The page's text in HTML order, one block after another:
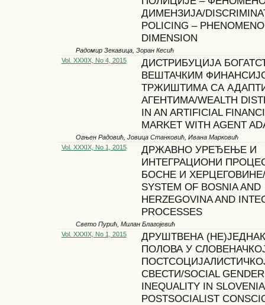
ДИМЕНЗИЈА/
POLICING –
DIMENSION
Радомир Зекавица, Зоран Кесић
Vol. XXXIX, No 4, 2015
ДИСТРИБУЦИЈА
ВЕШТАЧКИМ
ТРЖИШТИМА СА
АГЕНТИМА/WEALTH
IN AN ARTIFICIAL
MARKET WITH AGENT
Огњен Радовић, Јовица Станковић, Ивана Марковић
Vol. XXXIX, No 1, 2015
ДРЖАВНО УРЕЂЕЊЕ И
ИНТЕГРАЦИОНИ
БОСНЕ И ХЕРЦЕГОВИНЕ/
SYSTEM OF BOSNIA AND
HERZEGOVINA AND
PROCESSES
Свето Пурић, Милан Благојевић
Vol. XXXIX, No 1, 2015
ДРУШТВЕНА
ПОЛОВА У
СВЕСТИ/SOCIAL GENDER
INEQUALITY IN
POSTSOCIALIST